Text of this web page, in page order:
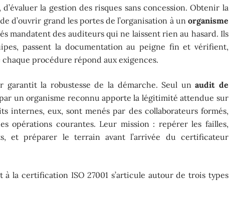
la gestion des risques sans concession. Obtenir la
d’ouvrir grand les portes de l’organisation à un organisme
mandatent des auditeurs qui ne laissent rien au hasard. Ils
passent la documentation au peigne fin et vérifient,
procédure répond aux exigences.
garantit la robustesse de la démarche. Seul unaudit de
un organisme reconnu apporte la légitimité attendue sur
internes, eux, sont menés par des collaborateurs formés,
opérations courantes. Leur mission : repérer les failles,
et préparer le terrain avant l’arrivée du certificateur
à la certification ISO 27001 s’articule autour de trois types